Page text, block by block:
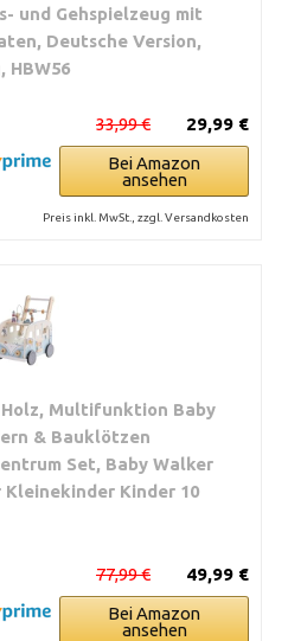
und Gehspielzeug mit
Deutsche Version,
HBW56
29,99 €
33,99 €
Bei Amazon
ansehen
Preis inkl. MwSt., zzgl. Versandkosten
Multifunktion Baby
& Bauklötzen
Set, Baby Walker
Kinder 10
49,99 €
77,99 €
Bei Amazon
ansehen